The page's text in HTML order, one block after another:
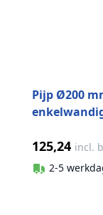
Pijp Ø200
125,24 incl.
2-5